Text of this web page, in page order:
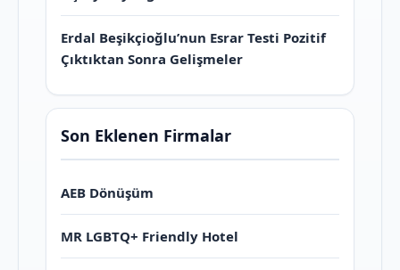
Erdal Beşikçioğlu’nun Esrar Testi Pozitif
Çıktıktan Sonra Gelişmeler
Son Eklenen Firmalar
AEB Dönüşüm
MR LGBTQ+ Friendly Hotel